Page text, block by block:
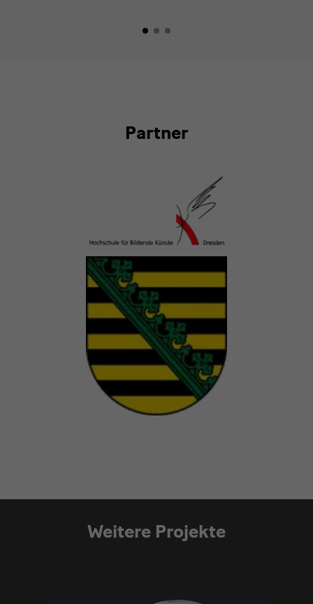
Partner
Weitere Projekte